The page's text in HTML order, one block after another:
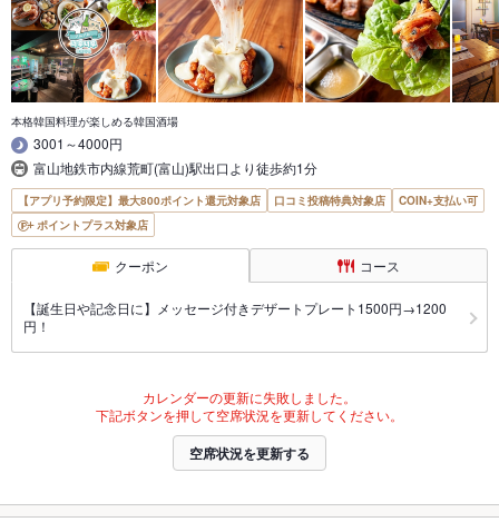
本格韓国料理が楽しめる韓国酒場
3001～4000円
富山地鉄市内線荒町(富山)駅出口より徒歩約1分
【アプリ予約限定】最大800ポイント還元対象店 口コミ投稿特典対象店
COIN+支払い可
ポイントプラス対象店
クーポン コース
【誕生日や記念日に】メッセージ付きデザートプレート1500円→1200
円！
カレンダーの更新に失敗しました。
下記ボタンを押して空席状況を更新してください。
空席状況を更新する